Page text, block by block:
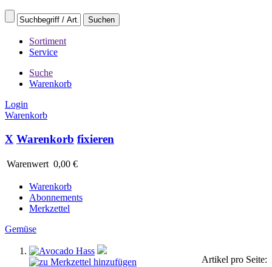
Sortiment
Service
Suche
Warenkorb
Login
Warenkorb
X Warenkorb fixieren
Warenwert 0,00 €
Warenkorb
Abonnements
Merkzettel
Gemüse
Artikel pro Seite: